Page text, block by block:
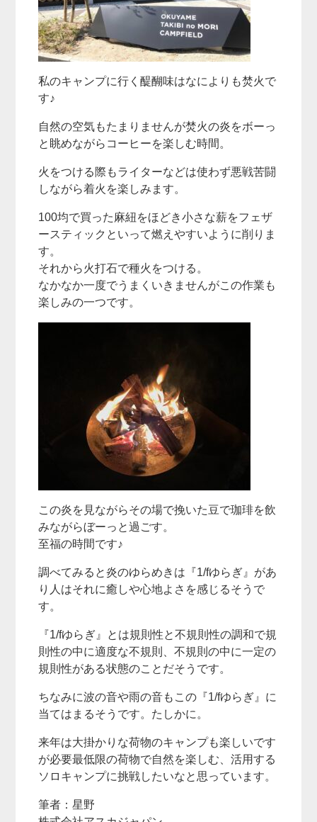
私のキャンプに行く醍醐味はなによりも焚火で
す♪
自然の空気もたまりませんが焚火の炎をボーっ
と眺めながらコーヒーを楽しむ時間。
火をつける際もライターなどは使わず悪戦苦闘
しながら着火を楽しみます。
100均で買った麻紐をほどき小さな薪をフェザ
ースティックといって燃えやすいように削りま
す。
それから火打石で種火をつける。
なかなか一度でうまくいきませんがこの作業も
楽しみの一つです。
この炎を見ながらその場で挽いた豆で珈琲を飲
みながらぼーっと過ごす。
至福の時間です♪
調べてみると炎のゆらめきは『1/fゆらぎ』があ
り人はそれに癒しや心地よさを感じるそうで
す。
『1/fゆらぎ』とは規則性と不規則性の調和で規
則性の中に適度な不規則、不規則の中に一定の
規則性がある状態のことだそうです。
ちなみに波の音や雨の音もこの『1/fゆらぎ』に
当てはまるそうです。たしかに。
来年は大掛かりな荷物のキャンプも楽しいです
が必要最低限の荷物で自然を楽しむ、活用する
ソロキャンプに挑戦したいなと思っています。
筆者：星野